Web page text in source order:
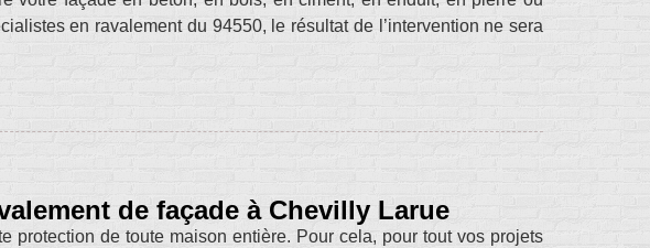
en ravalement du 94550, le résultat de l’intervention ne sera
de façade à Chevilly Larue
protection de toute maison entière. Pour cela, pour tout vos projets